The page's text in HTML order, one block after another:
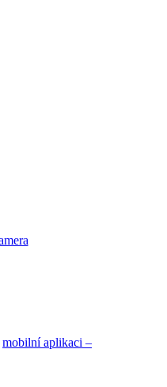
mobilní aplikaci –